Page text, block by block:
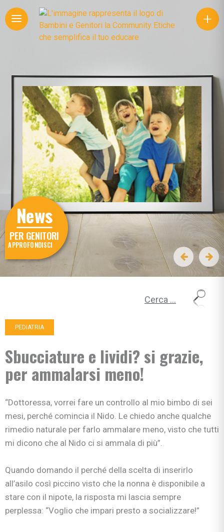
+
News
PER GENITORI
APPROFONDISCI
PEDIATRIA
Sbucciature e lividi? si grazie,
per ammalarsi meno!
“Dottoressa, vorrei fare un controllo al mio bimbo di sei
mesi, perché comincia il Nido. Le chiedo anche qualche
rimedio naturale per farlo ammalare meno, visto che tutti
mi dicono che al Nido ci si ammala di più”.
Quando domando il perché della scelta di inserirlo
all’asilo così piccino visto che la nonna è disponibile a
stare con il nipote, la risposta mi lascia sempre
perplessa: “Voglio che impari presto a socializzare!”